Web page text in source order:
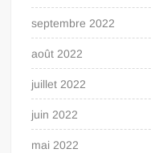
septembre 2022
août 2022
juillet 2022
juin 2022
mai 2022